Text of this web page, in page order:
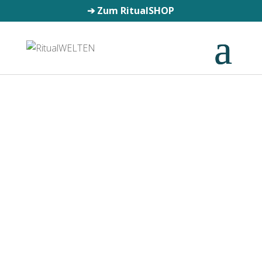
➔Zum RitualSHOP